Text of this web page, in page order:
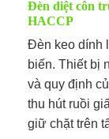
Đèn diệt côn
HACCP
Đèn keo dính
biến. Thiết bị
và quy định
thu hút ruồi
giữ chặt trên